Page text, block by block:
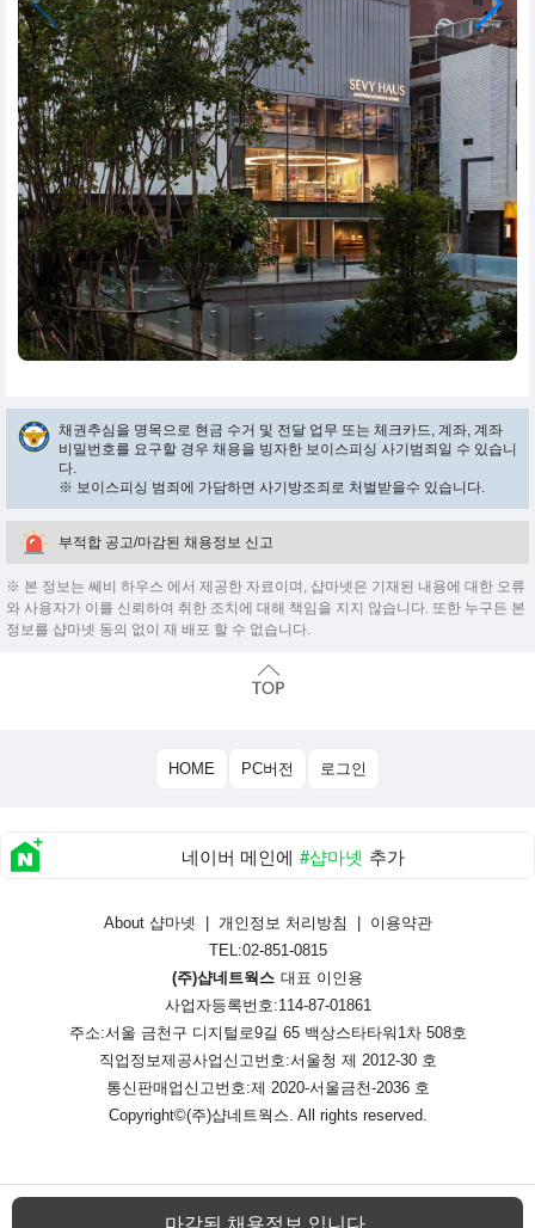
채권추심을 명목으로 현금 수거 및 전달 업무 또는 체크카드, 계좌, 계좌
비밀번호를 요구할 경우 채용을 빙자한 보이스피싱 사기범죄일 수 있습니
다.
※ 보이스피싱 범죄에 가담하면 사기방조죄로 처벌받을수 있습니다.
부적합 공고/마감된 채용정보 신고
※ 본 정보는 쎄비 하우스 에서 제공한 자료이며, 샵마넷은 기재된 내용에 대한 오류
와 사용자가 이를 신뢰하여 취한 조치에 대해 책임을 지지 않습니다. 또한 누구든 본
정보를 샵마넷 동의 없이 재 배포 할 수 없습니다.
마감된 채용정보 입니다.
HOME PC버전 로그인
네이버 메인에 #샵마넷 추가
About 샵마넷 개인정보 처리방침
이용약관
TEL:02-851-0815
(주)샵네트웍스 대표 이인용
사업자등록번호:114-87-01861
주소:서울 금천구 디지털로9길 65 백상스타타워1차 508호
직업정보제공사업신고번호:서울청 제 2012-30 호
통신판매업신고번호:제 2020-서울금천-2036 호
Copyright©(주)샵네트웍스. All rights reserved.